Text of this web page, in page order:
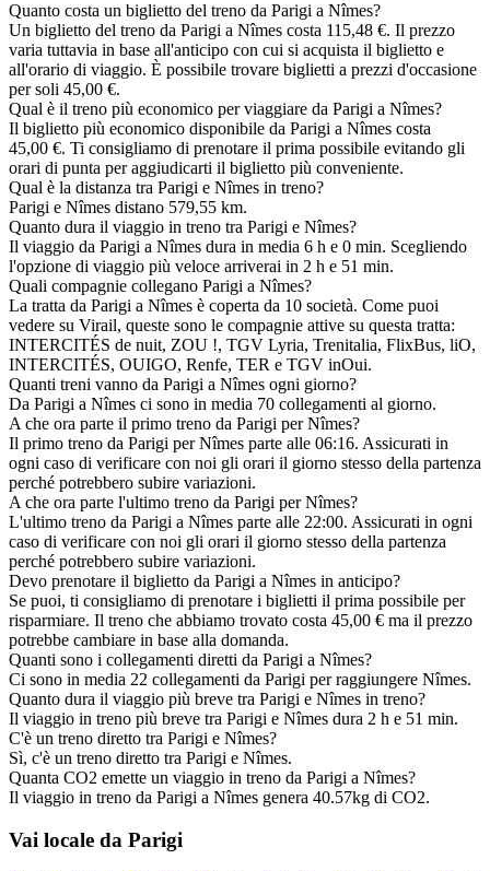
Quanto costa un biglietto del treno da Parigi a Nîmes?
Un biglietto del treno da Parigi a Nîmes costa 115,48 €. Il prezzo
varia tuttavia in base all'anticipo con cui si acquista il biglietto e
all'orario di viaggio. È possibile trovare biglietti a prezzi d'occasione
per soli 45,00 €.
Qual è il treno più economico per viaggiare da Parigi a Nîmes?
Il biglietto più economico disponibile da Parigi a Nîmes costa
45,00 €. Ti consigliamo di prenotare il prima possibile evitando gli
orari di punta per aggiudicarti il biglietto più conveniente.
Qual è la distanza tra Parigi e Nîmes in treno?
Parigi e Nîmes distano 579,55 km.
Quanto dura il viaggio in treno tra Parigi e Nîmes?
Il viaggio da Parigi a Nîmes dura in media 6 h e 0 min. Scegliendo
l'opzione di viaggio più veloce arriverai in 2 h e 51 min.
Quali compagnie collegano Parigi a Nîmes?
La tratta da Parigi a Nîmes è coperta da 10 società. Come puoi
vedere su Virail, queste sono le compagnie attive su questa tratta:
INTERCITÉS de nuit, ZOU !, TGV Lyria, Trenitalia, FlixBus, liO,
INTERCITÉS, OUIGO, Renfe, TER e TGV inOui.
Quanti treni vanno da Parigi a Nîmes ogni giorno?
Da Parigi a Nîmes ci sono in media 70 collegamenti al giorno.
A che ora parte il primo treno da Parigi per Nîmes?
Il primo treno da Parigi per Nîmes parte alle 06:16. Assicurati in
ogni caso di verificare con noi gli orari il giorno stesso della partenza
perché potrebbero subire variazioni.
A che ora parte l'ultimo treno da Parigi per Nîmes?
L'ultimo treno da Parigi a Nîmes parte alle 22:00. Assicurati in ogni
caso di verificare con noi gli orari il giorno stesso della partenza
perché potrebbero subire variazioni.
Devo prenotare il biglietto da Parigi a Nîmes in anticipo?
Se puoi, ti consigliamo di prenotare i biglietti il prima possibile per
risparmiare. Il treno che abbiamo trovato costa 45,00 € ma il prezzo
potrebbe cambiare in base alla domanda.
Quanti sono i collegamenti diretti da Parigi a Nîmes?
Ci sono in media 22 collegamenti da Parigi per raggiungere Nîmes.
Quanto dura il viaggio più breve tra Parigi e Nîmes in treno?
Il viaggio in treno più breve tra Parigi e Nîmes dura 2 h e 51 min.
C'è un treno diretto tra Parigi e Nîmes?
Sì, c'è un treno diretto tra Parigi e Nîmes.
Quanta CO2 emette un viaggio in treno da Parigi a Nîmes?
Il viaggio in treno da Parigi a Nîmes genera 40.57kg di CO2.
Vai locale da Parigi